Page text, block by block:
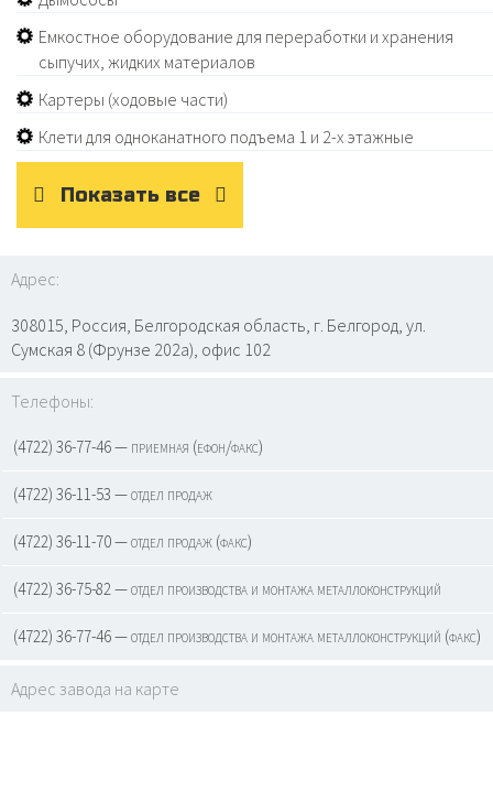
Емкостное оборудование для переработки и хранения
сыпучих, жидких материалов
Картеры (ходовые части)
Клети для одноканатного подъема 1 и 2-х этажные
Показать все
Адрес:
308015, Россия, Белгородская область, г. Белгород, ул.
Сумская 8 (Фрунзе 202а), офис 102
Телефоны:
(4722) 36-77-46 — приемная (ефон/факс)
(4722) 36-11-53 — отдел продаж
(4722) 36-11-70 — отдел продаж (факс)
(4722) 36-75-82 — отдел производства и монтажа металлоконструкций
(4722) 36-77-46 — отдел производства и монтажа металлоконструкций (факс)
Адрес завода на карте